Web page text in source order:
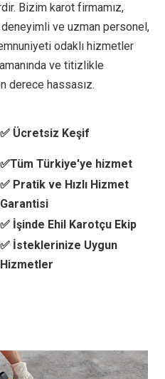
Bizim karot firmamız,
deneyimli ve uzman personel,
odaklı hizmetler
ve titizlikle
derece hassasız.
✅ Ücretsiz Keşif
✅Tüm Türkiye'ye hizmet
✅ Pratik ve Hızlı Hizmet
Garantisi
✅ İşinde Ehil Karotçu Ekip
✅ İsteklerinize Uygun
Hizmetler